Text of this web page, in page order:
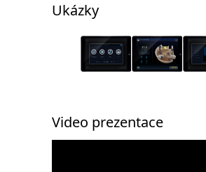
Ukázky
Video prezentace